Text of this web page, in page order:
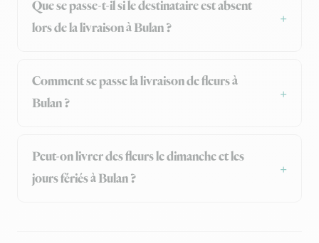
Que se passe-t-il si le destinataire est absent
lors de la livraison à Bulan ?
Comment se passe la livraison de fleurs à
Bulan ?
Peut-on livrer des fleurs le dimanche et les
jours fériés à Bulan ?